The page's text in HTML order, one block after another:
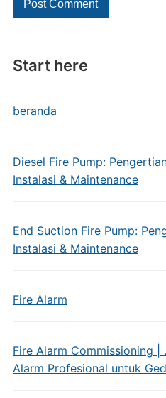
Start here
beranda
Diesel Fire Pump:
Instalasi & Maintenance
End Suction Fire Pump:
Instalasi & Maintenance
Fire Alarm
Fire Alarm Commissioning |
Alarm Profesional untuk